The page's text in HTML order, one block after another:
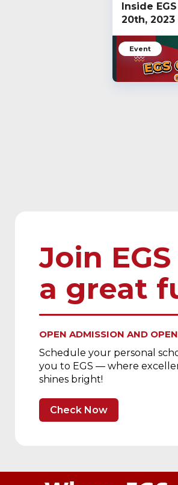
Inside
20th, 2023
Event
Join
a great
OPEN ADMISSION AND
Schedule your personal
you to EGS — where
shines bright!
Check Now